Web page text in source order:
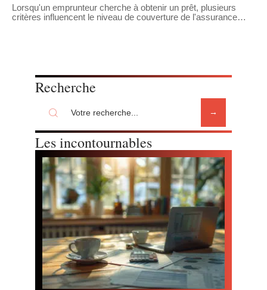
Lorsqu'un emprunteur cherche à obtenir un prêt, plusieurs
critères influencent le niveau de couverture de l'assurance…
Recherche
Les incontournables